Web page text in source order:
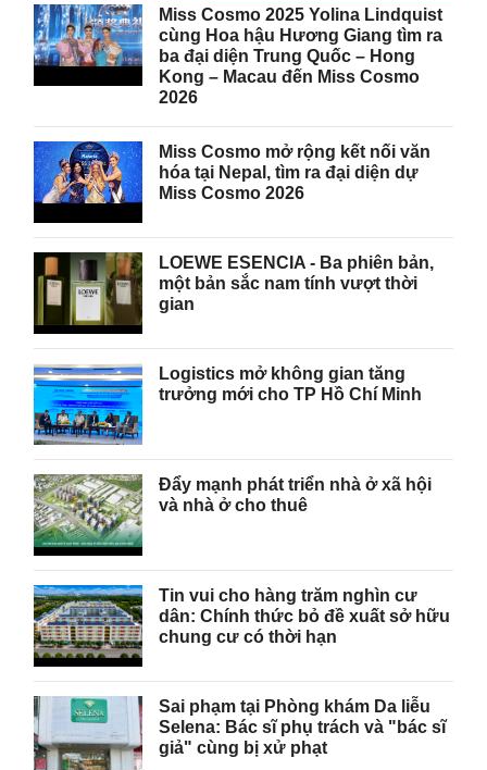
Miss Cosmo 2025 Yolina Lindquist
cùng Hoa hậu Hương Giang tìm ra
ba đại diện Trung Quốc – Hong
Kong – Macau đến Miss Cosmo
2026
Miss Cosmo mở rộng kết nối văn
hóa tại Nepal, tìm ra đại diện dự
Miss Cosmo 2026
LOEWE ESENCIA - Ba phiên bản,
một bản sắc nam tính vượt thời
gian
Logistics mở không gian tăng
trưởng mới cho TP Hồ Chí Minh
Đẩy mạnh phát triển nhà ở xã hội
và nhà ở cho thuê
Tin vui cho hàng trăm nghìn cư
dân: Chính thức bỏ đề xuất sở hữu
chung cư có thời hạn
Sai phạm tại Phòng khám Da liễu
Selena: Bác sĩ phụ trách và "bác sĩ
giả" cùng bị xử phạt